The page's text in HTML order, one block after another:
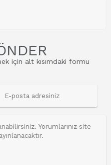
için alt kısımdaki formu